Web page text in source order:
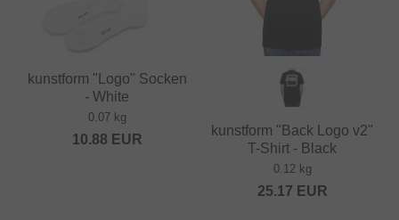
kunstform "Logo" Socken
- White
0.07 kg
10.88 EUR
kunstform "Back Logo v2"
T-Shirt - Black
0.12 kg
25.17 EUR